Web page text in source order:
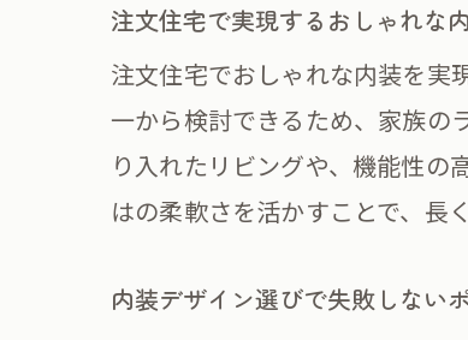
注文住宅で実現するおしゃれな
注文住宅でおしゃれな内装を実
一から検討できるため、家族の
り入れたリビングや、機能性の
はの柔軟さを活かすことで、長
内装デザイン選びで失敗しない